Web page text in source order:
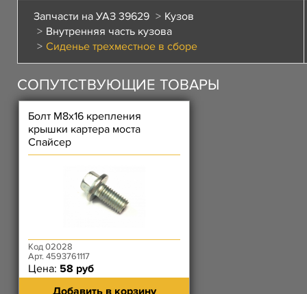
Запчасти на УАЗ 39629
Кузов
Внутренняя часть кузова
Сиденье трехместное в сборе
СОПУТСТВУЮЩИЕ ТОВАРЫ
Болт М8х16 крепления
крышки картера моста
Спайсер
Код 02028
Арт. 4593761117
Цена: 58 руб
Добавить в корзину